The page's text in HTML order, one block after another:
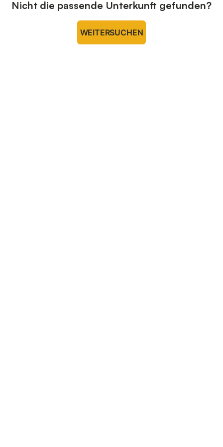
Nicht die passende Unterkunft gefunden?
WEITERSUCHEN